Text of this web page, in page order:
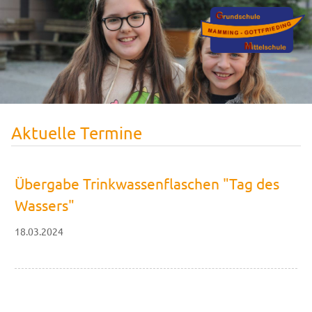
Aktuelle Termine
Übergabe Trinkwassenflaschen "Tag des
Wassers"
18.03.2024